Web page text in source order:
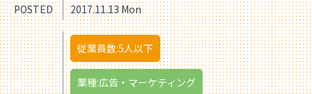
POSTED 2017.11.13 Mon
従業員数:5人以下
業種:広告・マーケティング